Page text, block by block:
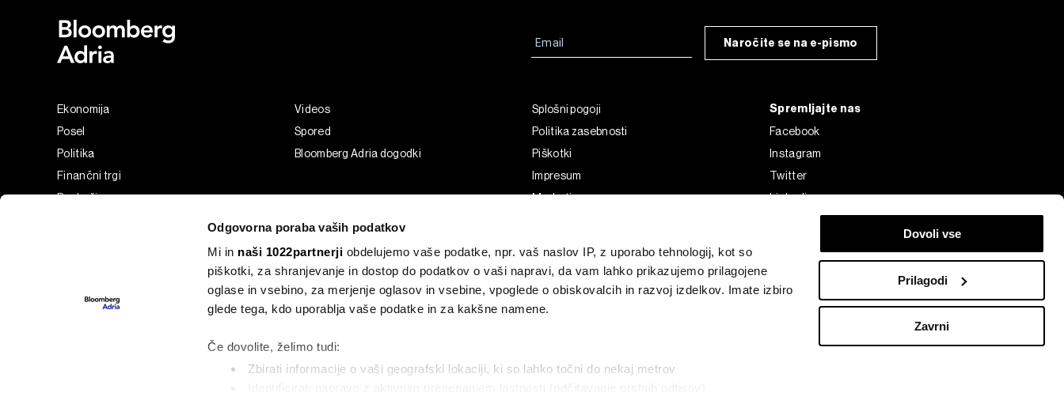
Odgovorna poraba vaših podatkov
Mi in naši 1022partnerji obdelujemo vaše podatke, npr. vaš naslov IP, z uporabo tehnologij, kot so
piškotki, za shranjevanje in dostop do podatkov o vaši napravi, da vam lahko prikazujemo prilagojene
oglase in vsebino, za merjenje oglasov in vsebine, vpoglede o obiskovalcih in razvoj izdelkov. Imate izbiro
glede tega, kdo uporablja vaše podatke in za kakšne namene.
Če dovolite, želimo tudi:
Zbirati informacije o vaši geografski lokaciji, ki so lahko točni do nekaj metrov
Dovoli vse
Prilagodi
Zavrni
Naročite se na e-pismo
Ekonomija
Posel
Politika
Finančni trgi
Razkošje
Adria Insight
Videos
Spored
Bloomberg Adria dogodki
Splošni pogoji
Politika zasebnosti
Piškotki
Impresum
Marketing
Spremljajte nas
Facebook
Instagram
Twitter
Linkedin